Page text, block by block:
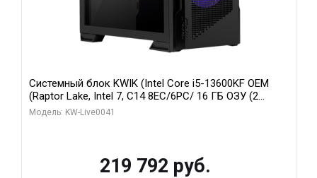
Системный блок KWIK (Intel Core i5-13600KF OEM
(Raptor Lake, Intel 7, C14 8EC/6PC/ 16 ГБ ОЗУ (2
модуля)/ Palit RTX5080 GAMINGPRO OC 16GB GDDR7
Модель: KW-Live0041
219 792 руб.